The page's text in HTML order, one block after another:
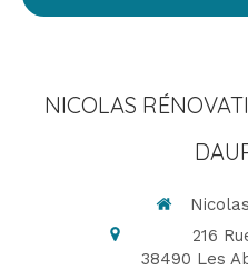
NICOLAS
216
38490 Les